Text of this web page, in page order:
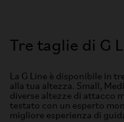
Tre taglie di G
La G Line è disponibile in
alla tua altezza. Small,
diverse altezze di attacco
testato con un esperto
migliore esperienza di